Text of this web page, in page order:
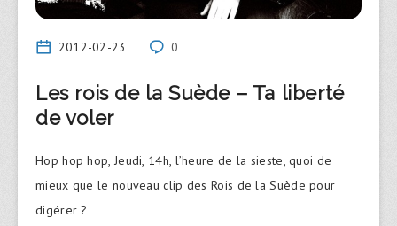
2012-02-23 0
Les rois de la Suède – Ta liberté
de voler
Hop hop hop, Jeudi, 14h, l’heure de la sieste, quoi de
mieux que le nouveau clip des Rois de la Suède pour
digérer ?